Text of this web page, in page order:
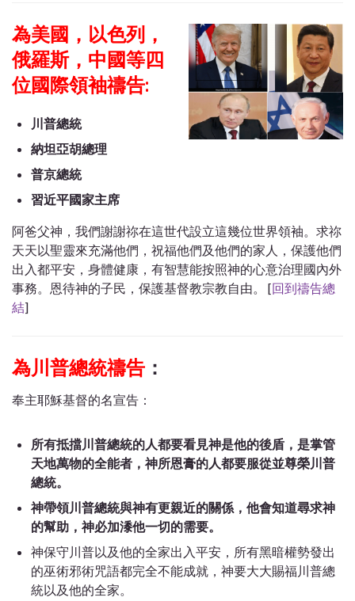
為美國，以色列，
俄羅斯，中國等四
位國際領袖禱告:
川普總統
納坦亞胡總理
普京總統
習近平國家主席
阿爸父神，我們謝謝祢在這世代設立這幾位世界領袖。求祢
天天以聖靈來充滿他們，祝福他們及他們的家人，保護他們
出入都平安，身體健康，有智慧能按照神的心意治理國內外
事務。恩待神的子民，保護基督教宗教自由。 [回到禱告總
結]
為川普總統禱告 ：
奉主耶穌基督的名宣告：
所有抵擋川普總統的人都要看見神是他的後盾，是掌管
天地萬物的全能者，神所恩膏的人都要服從並尊榮川普
總統。
神帶領川普總統與神有更親近的關係，他會知道尋求神
的幫助，神必加潻他一切的需要。
神保守川普以及他的全家出入平安，所有黑暗權勢發出
的巫術邪術咒語都完全不能成就，神要大大賜福川普總
統以及他的全家。